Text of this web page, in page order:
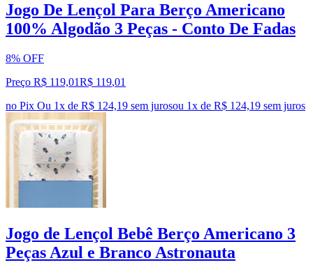
Jogo De Lençol Para Berço Americano
100% Algodão 3 Peças - Conto De Fadas
8% OFF
Preço R$ 119,01R$ 119,01
no Pix Ou 1x de R$ 124,19 sem jurosou 1x de R$ 124,19 sem juros
Jogo de Lençol Bebê Berço Americano 3
Peças Azul e Branco Astronauta